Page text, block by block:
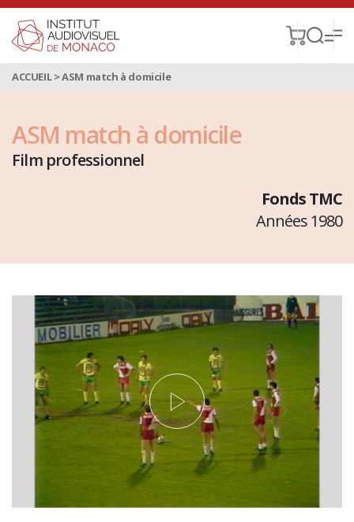
ACCUEIL>ASM match à domicile
ASM match à domicile
Film professionnel
Fonds TMC
Années 1980